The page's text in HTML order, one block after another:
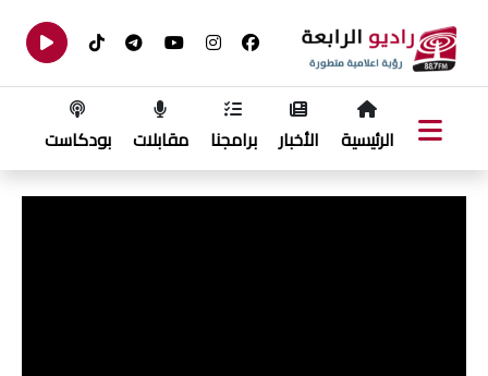
الرئيسية الأخبار برامجنا مقابلات بودكاست